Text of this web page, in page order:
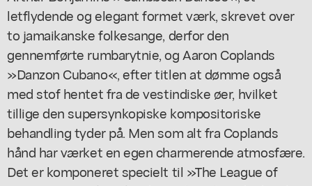
letflydende og elegant formet værk, skrevet over
to jamaikanske folkesange, derfor den
gennemførte rumbarytnie, og Aaron Coplands
»Danzon Cubano«, efter titlen at dømme også
med stof hentet fra de vestindiske øer, hvilket
tillige den supersynkopiske kompositoriske
behandling tyder på. Men som alt fra Coplands
hånd har værket en egen charmerende atmosfære.
Det er komponeret specielt til »The League of